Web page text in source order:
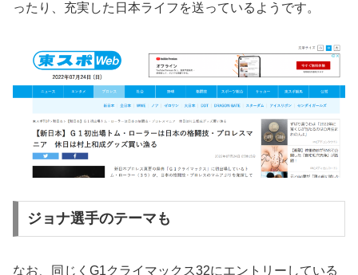
ったり、充実した日本ライフを送っているようです。
ジョナ選手のテーマも
なお、同じくG1クライマックス32にエントリーしている